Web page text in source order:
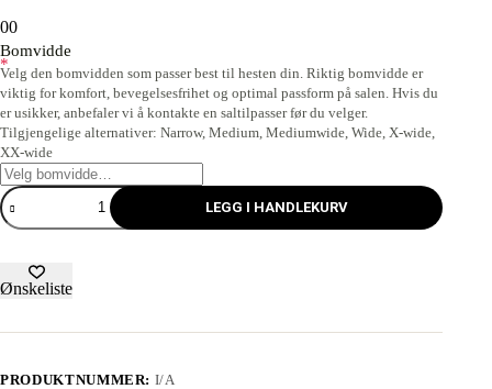
00
Bomvidde
*
Velg den bomvidden som passer best til hesten din. Riktig bomvidde er
viktig for komfort, bevegelsesfrihet og optimal passform på salen. Hvis du
er usikker, anbefaler vi å kontakte en saltilpasser før du velger.
Tilgjengelige alternativer: Narrow, Medium, Mediumwide, Wide, X-wide,
XX-wide
LEGG I HANDLEKURV
Ønskeliste
PRODUKTNUMMER: I/A